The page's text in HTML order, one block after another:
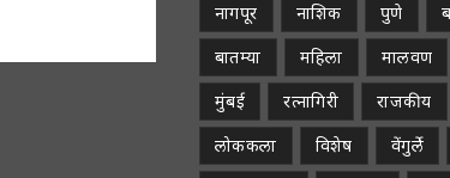
नागपूर
नाशिक पुणे
बातम्या
महिला मालवण
मुंबई
रत्नागिरी राजकीय
लोककला
विशेष वेंगुर्ले